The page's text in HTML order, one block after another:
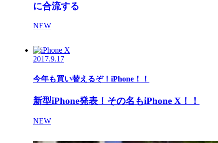
に合流する
NEW
2017.9.17
今年も買い替えるぞ！iPhone！！
新型iPhone発表！その名もiPhone X！！
NEW